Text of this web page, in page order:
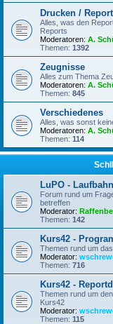
Drucken /
Alles, was den
Reports
Moderatoren: A.
Themen: 1392
Zeugnisse
Alles zum Thema
Moderatoren: A.
Themen: 845
Verschiedenes
Alles, was sonst
Moderatoren: A.
Themen: 114
LuPO -
Forum rund um
betreffen
Moderator:
Themen: 142
Kurs42 -
Themen rund um
Moderator:
Themen: 716
Kurs42 -
Themen rund um
Kurs42
Moderator:
Themen: 115